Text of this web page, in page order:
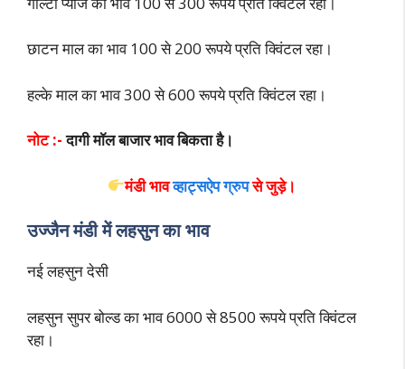
छाटन माल का भाव 100 से 200 रूपये प्रति क्विंटल रहा।
हल्के माल का भाव 300 से 600 रूपये प्रति क्विंटल रहा।
नोट :-दागी मॉल बाजार भाव बिकता है।
मंडी भावव्हाट्सऐप ग्रुपसेजुड़े।
उज्जैन मंडी में लहसुन का भाव
नई लहसुन देसी
लहसुन सुपर बोल्ड का भाव 6000 से 8500 रूपये प्रति क्विंटल
रहा।